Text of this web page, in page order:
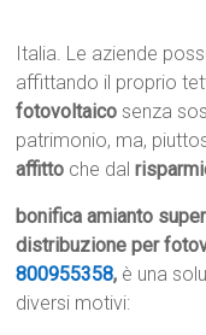
Italia. Le aziende
affittando il proprio
fotovoltaico senza
patrimonio, ma,
affitto che dal
bonifica amianto
distribuzione per
800955358, è una
diversi motivi: